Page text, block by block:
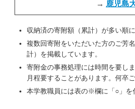
→ 鹿児島
収納済の寄附額（累計）が多い順
複数回寄附をいただいた方のご芳
計）を掲載しています。
寄附金の事務処理には時間を要し
月程要することがあります。何卒
本学教職員には表の※欄に「○」を